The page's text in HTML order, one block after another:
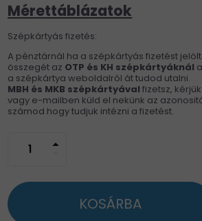
Mérettáblázatok
Szépkártyás fizetés:
A pénztárnál ha a szépkártyás fizetést
összegét az OTP és KH szépkártyáknál
a szépkártya weboldalról át tudod utalni.
MBH és MKB szépkártyával fizetsz,
vagy e-mailben küld el nekünk az
számod hogy tudjuk intézni a fizetést.
arrow_drop_up
KOSÁRBA